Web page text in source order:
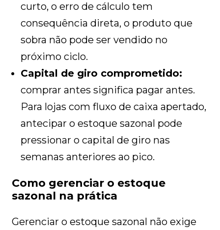
curto, o erro de cálculo tem
consequência direta, o produto que
sobra não pode ser vendido no
próximo ciclo.
Capital de giro comprometido:
comprar antes significa pagar antes.
Para lojas com fluxo de caixa apertado,
antecipar o estoque sazonal pode
pressionar o capital de giro nas
semanas anteriores ao pico.
Como gerenciar o estoque
sazonal na prática
Gerenciar o estoque sazonal não exige